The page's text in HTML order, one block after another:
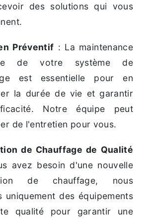
des solutions qui vous
Préventif : La maintenance
de votre système de
est essentielle pour en
la durée de vie et garantir
Notre équipe peut
de l'entretien pour vous.
de Chauffage de Qualité
avez besoin d'une nouvelle
de chauffage, nous
uniquement des équipements
qualité pour garantir une